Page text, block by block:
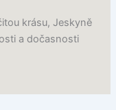
krásu, Jeskyně
a dočasnosti